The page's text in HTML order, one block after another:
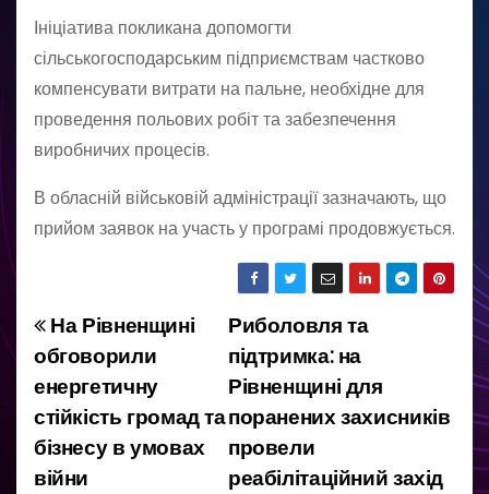
Ініціатива покликана допомогти
сільськогосподарським підприємствам частково
компенсувати витрати на пальне, необхідне для
проведення польових робіт та забезпечення
виробничих процесів.
В обласній військовій адміністрації зазначають, що
прийом заявок на участь у програмі продовжується.
Н
а
в
і
Риболовля та
підтримка: на
Рівненщині для
поранених захисників
провели
реабілітаційний захід
На Рівненщині
обговорили
енергетичну
стійкість громад та
бізнесу в умовах
війни